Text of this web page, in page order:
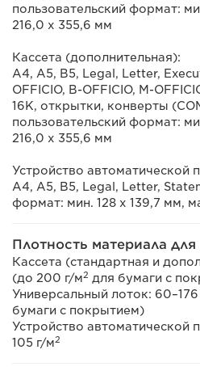
пользовательский формат:
216,0 х 355,6 мм
Кассета (дополнительная):
A4, A5, B5, Legal, Letter,
OFFICIO, B-OFFICIO, M-
16K, открытки, конверты
пользовательский формат:
216,0 х 355,6 мм
Устройство автоматической
A4, A5, B5, Legal, Letter,
формат: мин. 128 x 139,7 мм,
Плотность материала для
Кассета (стандартная и
(до 200 г/м2 для бумаги с
Универсальный лоток: 60–176
бумаги с покрытием)
Устройство автоматической
105 г/м2